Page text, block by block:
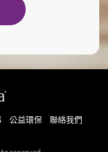
公益環保
聯絡我們